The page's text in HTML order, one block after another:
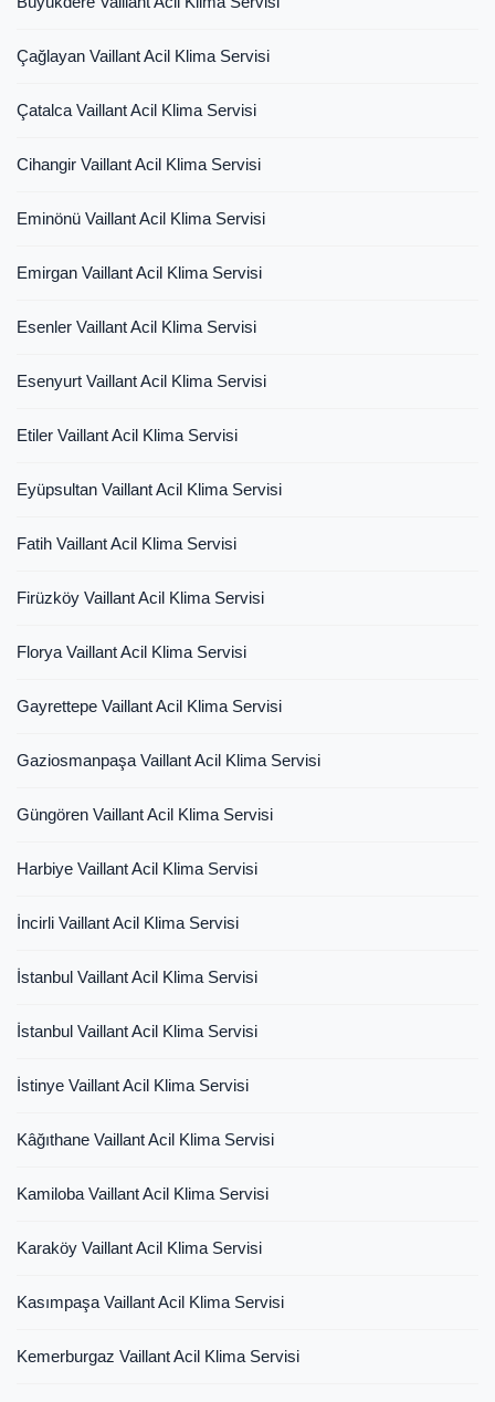
Çağlayan Vaillant Acil Klima Servisi
Çatalca Vaillant Acil Klima Servisi
Cihangir Vaillant Acil Klima Servisi
Eminönü Vaillant Acil Klima Servisi
Emirgan Vaillant Acil Klima Servisi
Esenler Vaillant Acil Klima Servisi
Esenyurt Vaillant Acil Klima Servisi
Etiler Vaillant Acil Klima Servisi
Eyüpsultan Vaillant Acil Klima Servisi
Fatih Vaillant Acil Klima Servisi
Firüzköy Vaillant Acil Klima Servisi
Florya Vaillant Acil Klima Servisi
Gayrettepe Vaillant Acil Klima Servisi
Gaziosmanpaşa Vaillant Acil Klima Servisi
Güngören Vaillant Acil Klima Servisi
Harbiye Vaillant Acil Klima Servisi
İncirli Vaillant Acil Klima Servisi
İstanbul Vaillant Acil Klima Servisi
İstanbul Vaillant Acil Klima Servisi
İstinye Vaillant Acil Klima Servisi
Kâğıthane Vaillant Acil Klima Servisi
Kamiloba Vaillant Acil Klima Servisi
Karaköy Vaillant Acil Klima Servisi
Kasımpaşa Vaillant Acil Klima Servisi
Kemerburgaz Vaillant Acil Klima Servisi